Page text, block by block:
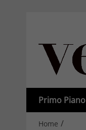
Primo Piano
Home /